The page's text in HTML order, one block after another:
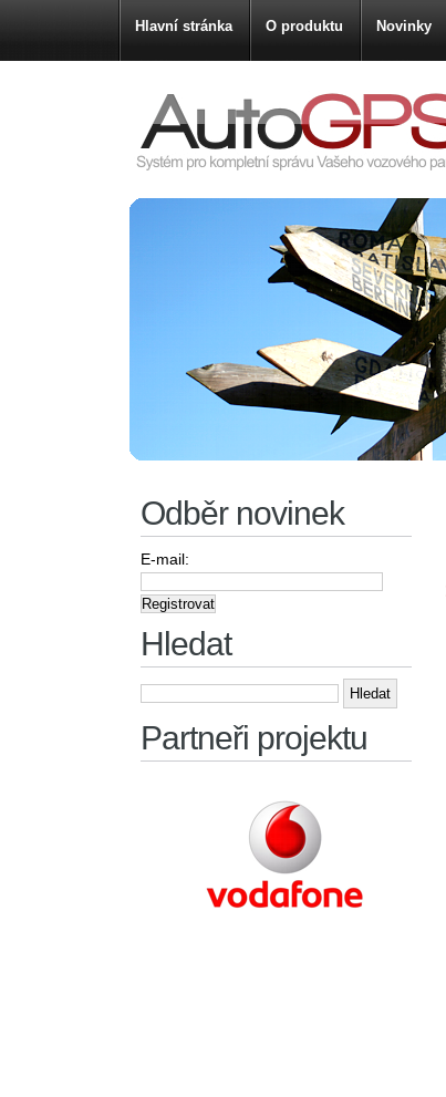
Hlavní stránka O produktu Novinky
Odběr novinek
E-mail:
Hledat
Vyhledávání
Partneři projektu